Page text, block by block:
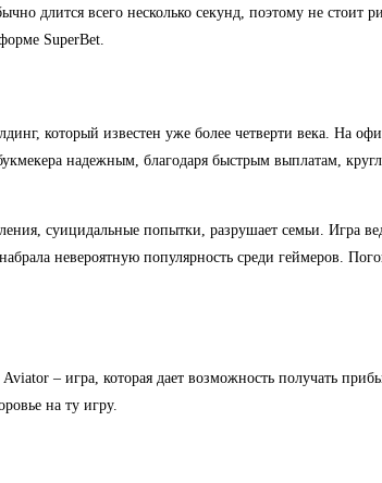
длится всего несколько секунд, поэтому не стоит
SuperBet.
который известен уже более четверти века. На
надежным, благодаря быстрым выплатам,
суицидальные попытки, разрушает семьи. Игра
невероятную популярность среди геймеров.
– игра, которая дает возможность получать
на ту игру.